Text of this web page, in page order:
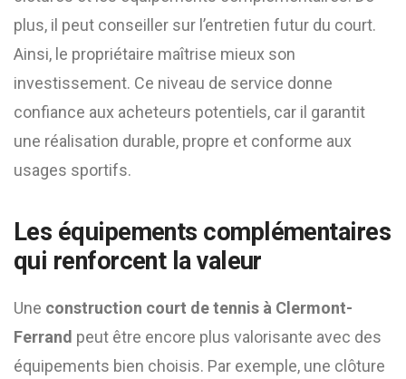
plus, il peut conseiller sur l’entretien futur du court.
Ainsi, le propriétaire maîtrise mieux son
investissement. Ce niveau de service donne
confiance aux acheteurs potentiels, car il garantit
une réalisation durable, propre et conforme aux
usages sportifs.
Les équipements complémentaires
qui renforcent la valeur
Une construction court de tennis à Clermont-
Ferrand peut être encore plus valorisante avec des
équipements bien choisis. Par exemple, une clôture